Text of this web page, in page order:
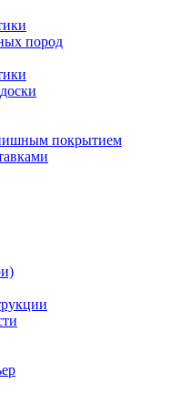
пород
покрытием